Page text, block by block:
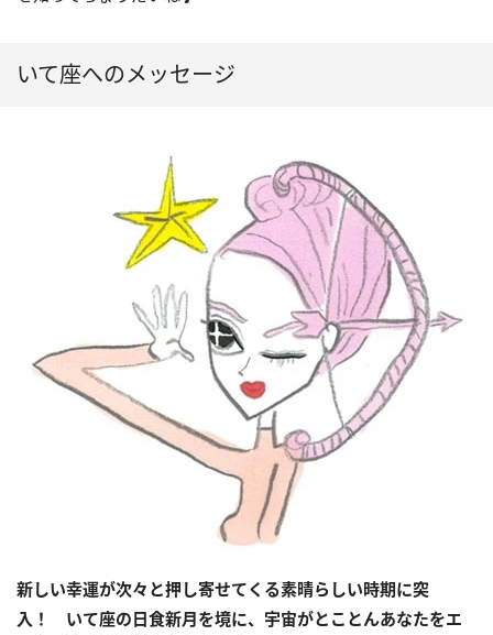
いて座へのメッセージ
新しい幸運が次々と押し寄せてくる素晴らしい時期に突
入！ いて座の日食新月を境に、宇宙がとことんあなたをエ